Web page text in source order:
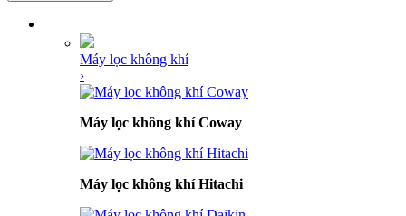
Máy lọc không khí
›
Máy lọc không khí Coway
Máy lọc không khí Hitachi